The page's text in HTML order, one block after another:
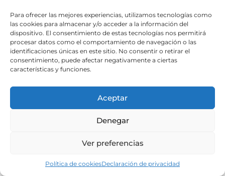
Para ofrecer las mejores experiencias, utilizamos tecnologías como
las cookies para almacenar y/o acceder a la información del
dispositivo. El consentimiento de estas tecnologías nos permitirá
procesar datos como el comportamiento de navegación o las
identificaciones únicas en este sitio. No consentir o retirar el
consentimiento, puede afectar negativamente a ciertas
características y funciones.
Aceptar
Denegar
Ver preferencias
Política de cookiesDeclaración de privacidad
Web subvencionada por el
Cabildo de Gran Canaria
Política de cookies